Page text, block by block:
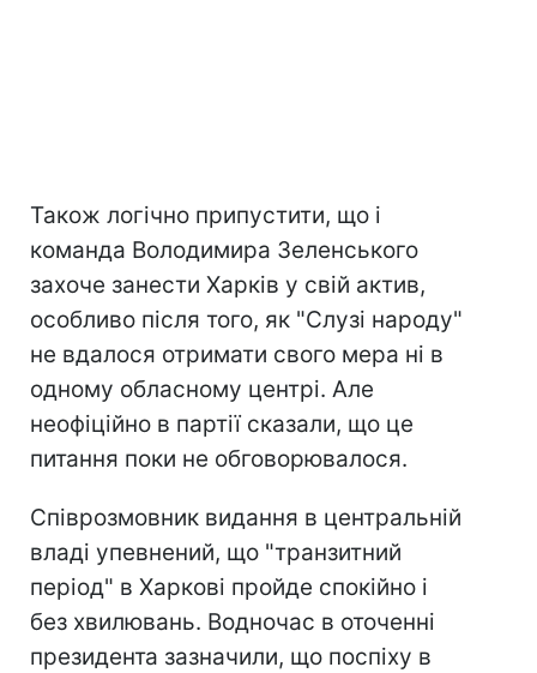
Також логічно припустити, що і
команда Володимира Зеленського
захоче занести Харків у свій актив,
особливо після того, як "Слузі народу"
не вдалося отримати свого мера ні в
одному обласному центрі. Але
неофіційно в партії сказали, що це
питання поки не обговорювалося.
Співрозмовник видання в центральній
владі упевнений, що "транзитний
період" в Харкові пройде спокійно і
без хвилювань. Водночас в оточенні
президента зазначили, що поспіху в